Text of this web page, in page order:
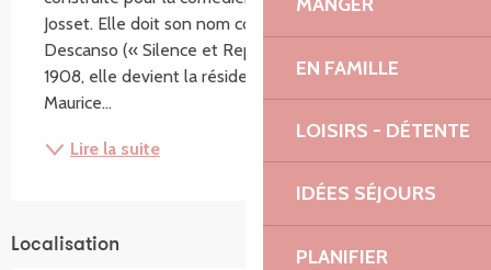
EN FAMILLE
LOISIRS - DÉTENTE
IDÉES SÉJOURS
PLANIFIER
Josset. Elle doit son nom complet Silencio y
Descanso (« Silence et Repos ») à ses origines. En
1908, elle devient la résidence d’été du peintre
Maurice...
Lire la suite
Localisation